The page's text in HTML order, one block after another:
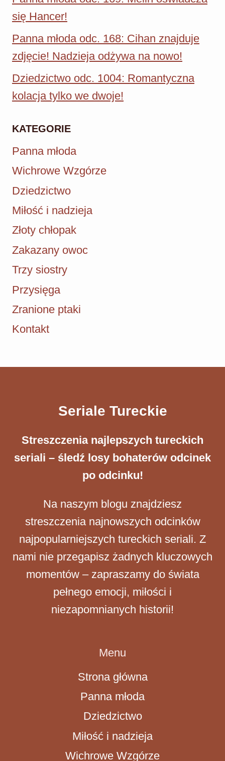
się Hancer!
Panna młoda odc. 168: Cihan znajduje
zdjęcie! Nadzieja odżywa na nowo!
Dziedzictwo odc. 1004: Romantyczna
kolacja tylko we dwoje!
KATEGORIE
Panna młoda
Wichrowe Wzgórze
Dziedzictwo
Miłość i nadzieja
Złoty chłopak
Zakazany owoc
Trzy siostry
Przysięga
Zranione ptaki
Kontakt
Seriale Tureckie
Streszczenia ​najlepszych tureckich
seriali – śledź losy bohaterów odcinek
po odcinku!
Na naszym blogu znajdziesz
streszczenia najnowszych odcinków
najpopularniejszych tureckich seriali. Z
nami nie przegapisz żadnych kluczowych
momentów – zapraszamy do świata
pełnego emocji, miłości i
niezapomnianych historii!
Menu
Strona główna
Panna młoda
Dziedzictwo
Miłość i nadzieja
Wichrowe Wzgórze